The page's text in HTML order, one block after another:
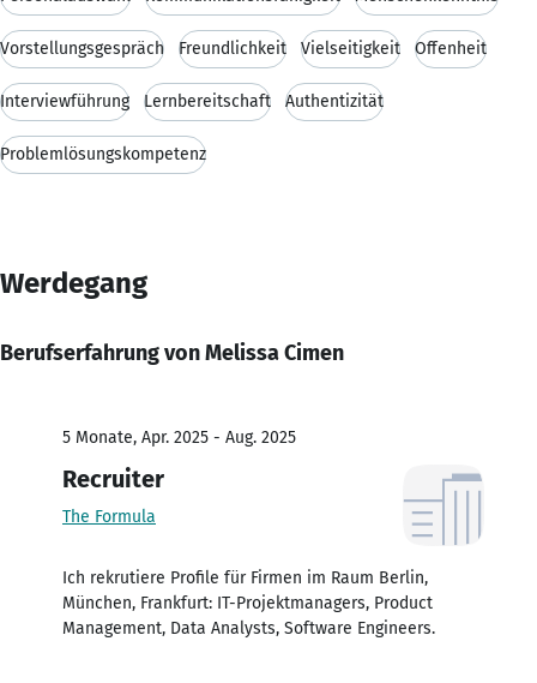
Vorstellungsgespräch Freundlichkeit Vielseitigkeit Offenheit
Interviewführung Lernbereitschaft Authentizität
Problemlösungskompetenz
Werdegang
Berufserfahrung von Melissa Cimen
5 Monate, Apr. 2025 - Aug. 2025
Recruiter
The Formula
Ich rekrutiere Profile für Firmen im Raum Berlin,
München, Frankfurt: IT-Projektmanagers, Product
Management, Data Analysts, Software Engineers.